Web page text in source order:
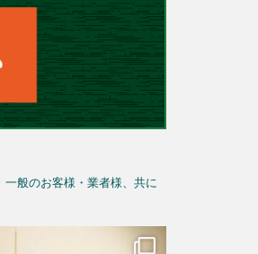
一般のお客様・業者様、共に